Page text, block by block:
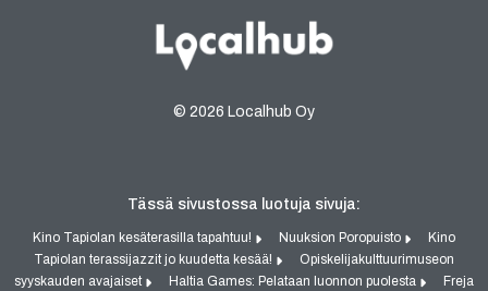
© 2026 Localhub Oy
Tässä sivustossa luotuja sivuja:
Kino Tapiolan kesäterasilla tapahtuu! Nuuksion Poropuisto
Kino
Tapiolan terassijazzit jo kuudetta kesää!
Opiskelijakulttuurimuseon
syyskauden avajaiset
Haltia Games: Pelataan luonnon puolesta
Freja